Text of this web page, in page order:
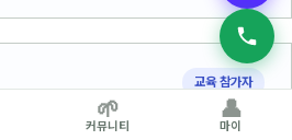
교육 참가자
🌱
커뮤니티
👤
마이